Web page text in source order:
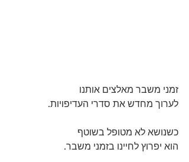
זמני משבר מאלצים אותנו
לערוך מחדש את סדרי העדיפויות.
כשנושא לא מטופל בשוטף
הוא יפרוץ לחיינו בזמני משבר.